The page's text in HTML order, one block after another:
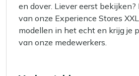
en dover. Liever eerst bekijken?
van onze Experience Stores
modellen in het echt en krijg je
van onze medewerkers.